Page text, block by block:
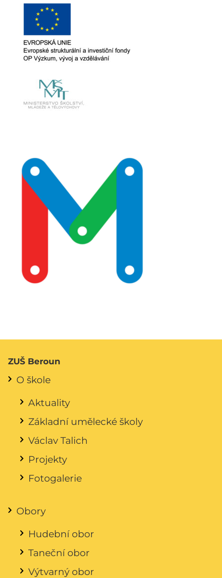
ZUŠ Beroun
O škole
Aktuality
Základní umělecké školy
Václav Talich
Projekty
Fotogalerie
Obory
Hudební obor
Taneční obor
Výtvarný obor